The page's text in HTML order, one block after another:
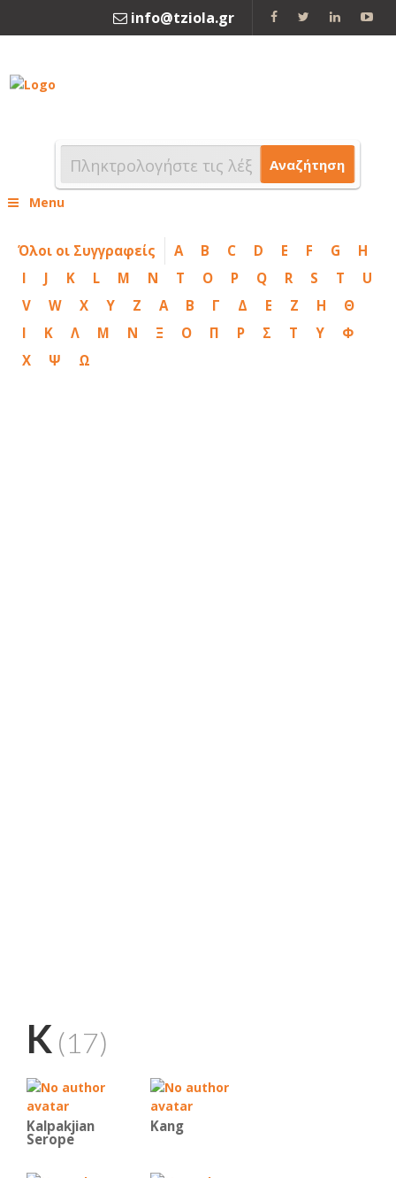
info@tziola.gr
Αναζήτηση
Menu
Όλοι οι Συγγραφείς A B C D E F G
H
I
J K L M N T O P Q R S T
U
V
W X Y Z Α Β Γ Δ Ε Ζ Η
Θ
Ι
Κ Λ Μ Ν Ξ Ο Π Ρ Σ Τ Υ
Φ
Χ
Ψ Ω
K (17)
Kalpakjian
Serope
Kang